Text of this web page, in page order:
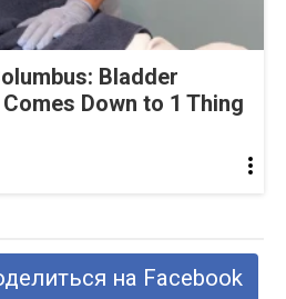
Bladder
Down to 1 Thing
на Facebook